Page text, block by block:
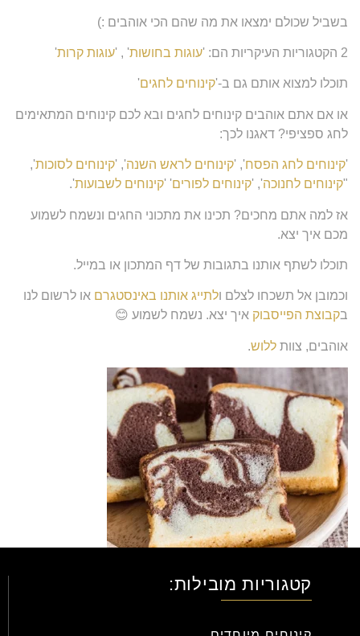
בשביל שכולם ימצאו את מה שהם הכי אוהבים :)
2 הקטגוריות העיקריות הם: ' עוגות בחושות' , 'עוגות קרות'
תוכלו למצוא אותם גם ב-'קינוחים לחגים'
או אם אתם אוהבים קינוחים לחגים ובא לכם קינוחים המתאימים
לחג ספציפי? דאגנו לכך:
'קינוחים לחג הפסח', 'קינוחים לראש השנה', 'קינוחים לסוכות',
"קינוחים לחנוכה', 'קינוחים לפורים' 'קינוחים לשבועות'.
אז למה אתם מחכים? תכינו את מתכוני החגים ונשמח לשמוע
מכם איך יצא.
תוכלו לשתף אותנו בתגובות של דף המתכון או במייל.
וכמובן אל תשכחו לצלם ולתייג אותנו באינסטגרם או לרשום לנו
בקבוצת הפייסבוק איך יצא. נשמח לשמוע 😊
אוהבים, צוות ללוש.
קטגוריות מובילות: